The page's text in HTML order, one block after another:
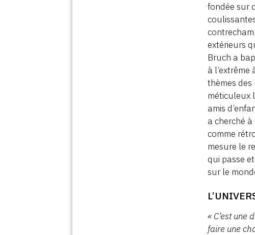
fondée sur
extérieurs
Bruch a
à
thèmes des
méticuleux
amis
a cherché
comme
mesure le
qui passe
sur le
« C’est une
faire une